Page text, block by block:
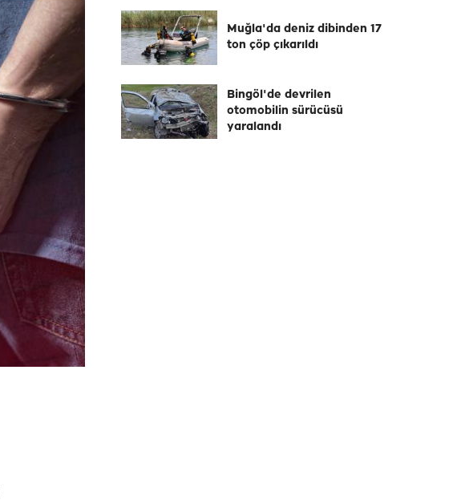
Muğla'da deniz dibinden 17
ton çöp çıkarıldı
Bingöl'de devrilen
otomobilin sürücüsü
yaralandı